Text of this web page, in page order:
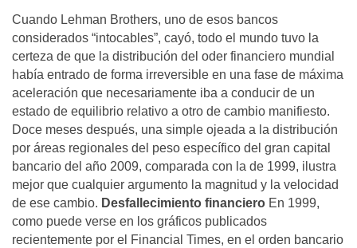
Cuando Lehman Brothers, uno de esos bancos
considerados “intocables”, cayó, todo el mundo tuvo la
certeza de que la distribución del oder financiero mundial
había entrado de forma irreversible en una fase de máxima
aceleración que necesariamente iba a conducir de un
estado de equilibrio relativo a otro de cambio manifiesto.
Doce meses después, una simple ojeada a la distribución
por áreas regionales del peso específico del gran capital
bancario del año 2009, comparada con la de 1999, ilustra
mejor que cualquier argumento la magnitud y la velocidad
de ese cambio. Desfallecimiento financiero En 1999,
como puede verse en los gráficos publicados
recientemente por el Financial Times, en el orden bancario